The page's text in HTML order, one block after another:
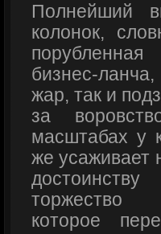
Полнейший
колонок,
бизнес-
жар, так и
за
масштабах у
же усаживает
торжество
которое